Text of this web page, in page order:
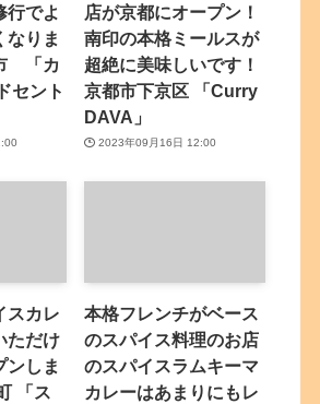
行でよ
なりま
「カ
セント
店が京都にオープン！
南印の本格ミールスが
超絶に美味しいです！
京都市下京区 「Curry
DAVA」
2023年09月16日 12:00
スカレ
ただけ
ンしま
「ス
本格フレンチがベース
のスパイス料理のお店
のスパイスラムキーマ
カレーはあまりにもレ